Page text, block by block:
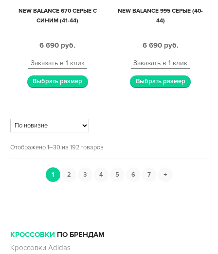
NEW BALANCE 670 СЕРЫЕ С
СИНИМ (41-44)
6 690 руб.
Заказать в 1 клик
Выбрать размер
NEW BALANCE 995 СЕРЫЕ (40-
44)
6 690 руб.
Заказать в 1 клик
Выбрать размер
Отображено 1–30 из 192 товаров
1 2 3 4 5 6 7 →
КРОССОВКИ ПО БРЕНДАМ
Кроссовки Adidas